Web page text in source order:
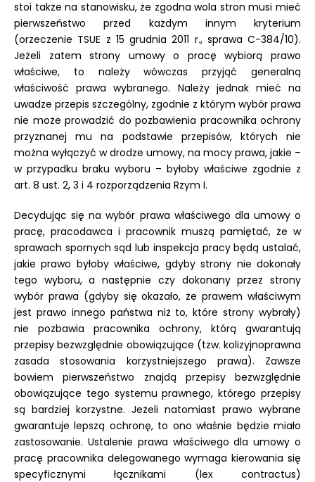
stoi także na stanowisku, że zgodna wola stron musi mieć
pierwszeństwo przed każdym innym kryterium
(orzeczenie TSUE z 15 grudnia 2011 r., sprawa C-384/10).
Jeżeli zatem strony umowy o pracę wybiorą prawo
właściwe, to należy wówczas przyjąć generalną
właściwość prawa wybranego. Należy jednak mieć na
uwadze przepis szczególny, zgodnie z którym wybór prawa
nie może prowadzić do pozbawienia pracownika ochrony
przyznanej mu na podstawie przepisów, których nie
można wyłączyć w drodze umowy, na mocy prawa, jakie –
w przypadku braku wyboru – byłoby właściwe zgodnie z
art. 8 ust. 2, 3 i 4 rozporządzenia Rzym I.
Decydując się na wybór prawa właściwego dla umowy o
pracę, pracodawca i pracownik muszą pamiętać, że w
sprawach spornych sąd lub inspekcja pracy będą ustalać,
jakie prawo byłoby właściwe, gdyby strony nie dokonały
tego wyboru, a następnie czy dokonany przez strony
wybór prawa (gdyby się okazało, że prawem właściwym
jest prawo innego państwa niż to, które strony wybrały)
nie pozbawia pracownika ochrony, którą gwarantują
przepisy bezwzględnie obowiązujące (tzw. kolizyjnoprawna
zasada stosowania korzystniejszego prawa). Zawsze
bowiem pierwszeństwo znajdą przepisy bezwzględnie
obowiązujące tego systemu prawnego, którego przepisy
są bardziej korzystne. Jeżeli natomiast prawo wybrane
gwarantuje lepszą ochronę, to ono właśnie będzie miało
zastosowanie. Ustalenie prawa właściwego dla umowy o
pracę pracownika delegowanego wymaga kierowania się
specyficznymi łącznikami (lex contractus)